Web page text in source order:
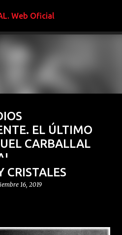
Ir al contenido
Web Oficial
EL ÚLTIMO
CARBALLAL
15, 2026
FENÓMENOS MÍSTICOS
CRISTALES
16, 2019